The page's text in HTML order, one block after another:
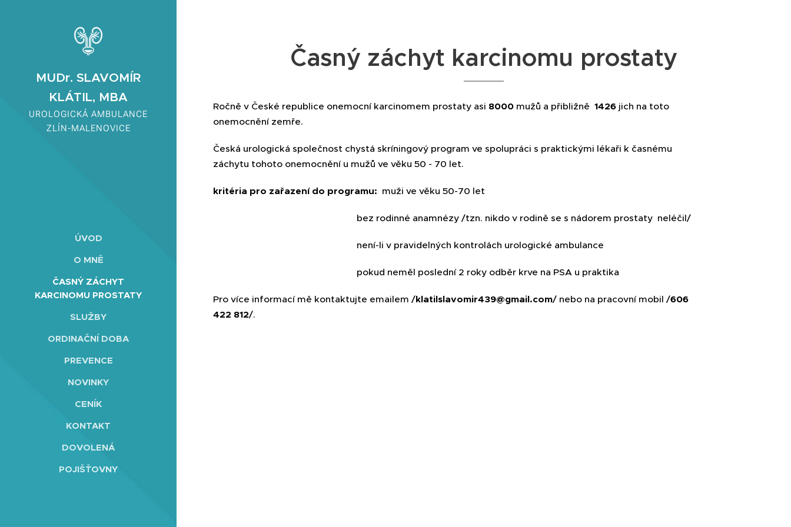
MUDr. SLAVOMÍR
KLÁTIL, MBA
UROLOGICKÁ AMBULANCE
ZLÍN-MALENOVICE
ÚVOD
O MNĚ
ČASNÝ ZÁCHYT
KARCINOMU PROSTATY
SLUŽBY
ORDINAČNÍ DOBA
PREVENCE
NOVINKY
CENÍK
KONTAKT
DOVOLENÁ
POJIŠŤOVNY
Časný záchyt karcinomu prostaty
Ročně v České republice onemocní karcinomem prostaty asi 8000 mužů a přibližně 1426 jich na toto
onemocnění zemře.
Česká urologická společnost chystá skríningový program ve spolupráci s praktickými lékaři k časnému
záchytu tohoto onemocnění u mužů ve věku 50 - 70 let.
kritéria pro zařazení do programu: muži ve věku 50-70 let
bez rodinné anamnézy /tzn. nikdo v rodině se s nádorem prostaty neléčil/
není-li v pravidelných kontrolách urologické ambulance
pokud neměl poslední 2 roky odběr krve na PSA u praktika
Pro více informací mě kontaktujte emailem /klatilslavomir439@gmail.com/ nebo na pracovní mobil /606
422 812/.